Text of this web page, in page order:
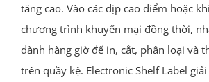
tăng cao. Vào các dịp cao điểm hoặc
chương trình khuyến mại đồng thời,
dành hàng giờ để in, cắt, phân loại và
trên quầy kệ. Electronic Shelf Label